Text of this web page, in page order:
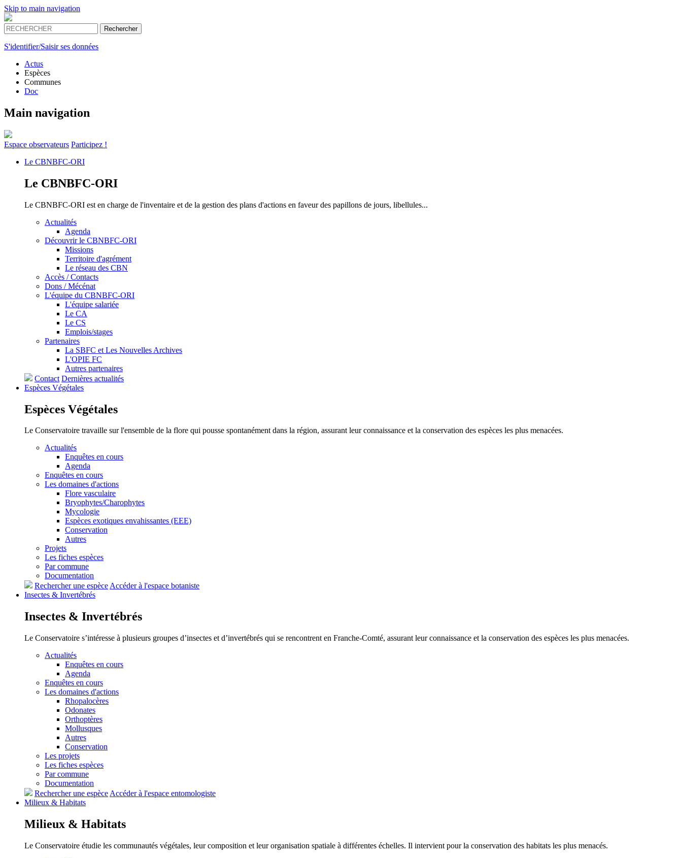
Skip to main navigation
S'identifier/Saisir ses données
Actus
Espèces
Communes
Doc
Main navigation
Espace observateurs Participez !
Le CBNBFC-ORI
Le CBNBFC-ORI
Le CBNBFC-ORI est en charge de l'inventaire et de la gestion des plans d'actions en faveur des papillons de jours, libellules...
Actualités
Agenda
Découvrir le CBNBFC-ORI
Missions
Territoire d'agrément
Le réseau des CBN
Accès / Contacts
Dons / Mécénat
L'équipe du CBNBFC-ORI
L'équipe salariée
Le CA
Le CS
Emplois/stages
Partenaires
La SBFC et Les Nouvelles Archives
L'OPIE FC
Autres partenaires
Contact Dernières actualités
Espèces Végétales
Espèces Végétales
Le Conservatoire travaille sur l'ensemble de la flore qui pousse spontanément dans la région, assurant leur connaissance et la conservation des espèces les plus menacées.
Actualités
Enquêtes en cours
Agenda
Enquêtes en cours
Les domaines d'actions
Flore vasculaire
Bryophytes/Charophytes
Mycologie
Espèces exotiques envahissantes (EEE)
Conservation
Autres
Projets
Les fiches espèces
Par commune
Documentation
Rechercher une espèceAccéder à l'espace botaniste
Insectes & Invertébrés
Insectes & Invertébrés
Le Conservatoire s’intéresse à plusieurs groupes d’insectes et d’invertébrés qui se rencontrent en Franche-Comté, assurant leur connaissance et la conservation des espèces les plus menacées.
Actualités
Enquêtes en cours
Agenda
Enquêtes en cours
Les domaines d'actions
Rhopalocères
Odonates
Orthoptères
Mollusques
Autres
Conservation
Les projets
Les fiches espèces
Par commune
Documentation
Rechercher une espèce Accéder à l'espace entomologiste
Milieux & Habitats
Milieux & Habitats
Le Conservatoire étudie les communautés végétales, leur composition et leur organisation spatiale à différentes échelles. Il intervient pour la conservation des habitats les plus menacés.